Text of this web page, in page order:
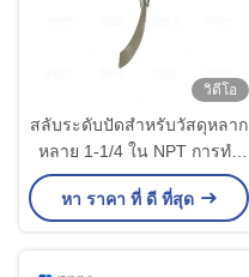
วิดีโอ
สลับระดับปัดสําหรับวัสดุหลาก
หลาย 1-1/4 ใน NPT การทํา
เหมืองแร่และการใช้อาหาร
หา ราคา ที่ ดี ที่สุด